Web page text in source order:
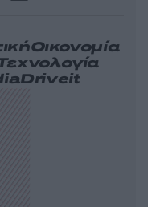
Οικονομία
Driveit